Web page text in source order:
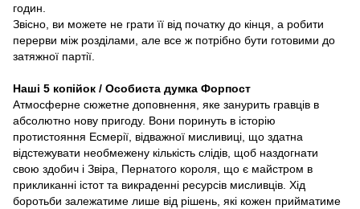
годин.
Звісно, ви можете не грати її від початку до кінця, а робити
перерви між розділами, але все ж потрібно бути готовими до
затяжної партії.
Наші 5 копійок / Особиста думка Форпост
Атмосферне сюжетне доповнення, яке занурить гравців в
абсолютно нову пригоду. Вони поринуть в історію
протистояння Есмерії, відважної мисливиці, що здатна
відстежувати необмежену кількість слідів, щоб наздогнати
свою здобич і Звіра, Пернатого короля, що є майстром в
прикликанні істот та викраденні ресурсів мисливців. Хід
боротьби залежатиме лише від рішень, які кожен прийматиме